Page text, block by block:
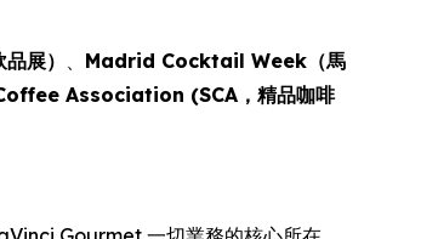
展） 、 Madrid Cocktail Week（馬
Association (SCA，精品咖啡